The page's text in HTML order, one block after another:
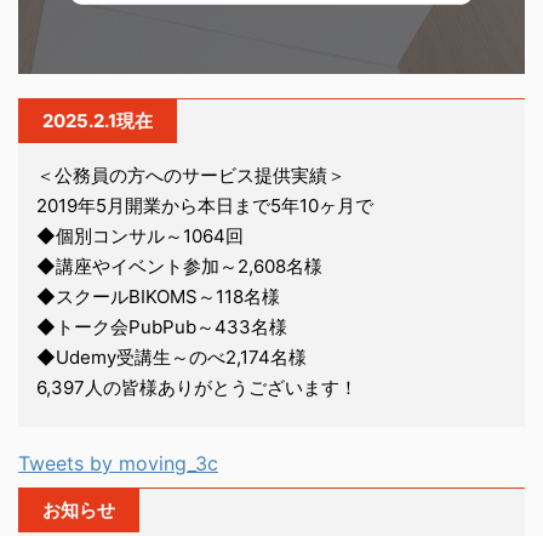
2025.2.1現在
＜公務員の方へのサービス提供実績＞
2019年5月開業から本日まで5年10ヶ月で
◆個別コンサル～1064回
◆講座やイベント参加～2,608名様
◆スクールBIKOMS～118名様
◆トーク会PubPub～433名様
◆Udemy受講生～のべ2,174名様
6,397人の皆様ありがとうございます！
Tweets by moving_3c
お知らせ